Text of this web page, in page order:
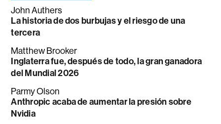
John Authers
La historia de dos burbujas y el riesgo de una
tercera
Matthew Brooker
Inglaterra fue, después de todo, la gran ganadora
del Mundial 2026
Parmy Olson
Anthropic acaba de aumentar la presión sobre
Nvidia